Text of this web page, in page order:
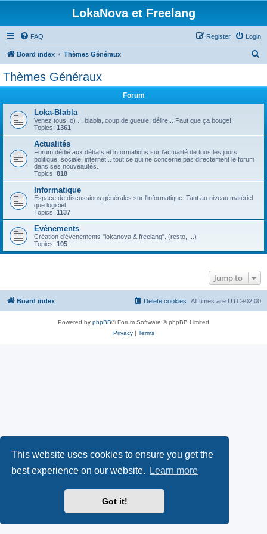
This website uses cookies to ensure you get the
best experience on our website.
Learn more
Got it!
LokaNova et Freelang
FAQ Login
Register
Board index Thèmes Généraux
Thèmes Généraux
Forum
Loka-Blabla
Venez tous :o) ... blabla, coup de gueule, délire... Faut que ça bouge!!
Topics: 1361
Actualités
Forum dédié aux débats et informations sur l'actualité de tous les jours,
politique, sociale, internet... tout ce qui ne concerne pas directement le forum
dans ses nouveautés.
Topics: 818
Informatique
Espace de discussions générales sur l'informatique. Tant au niveau matériel
que logiciel.
Topics: 1137
Evènements
Création d'évènements "lokanova & freelang". (resto, ...)
Topics: 105
Jump to
Board index All times are UTC+02:00
Delete cookies
Powered by phpBB® Forum Software © phpBB Limited
Privacy| Terms